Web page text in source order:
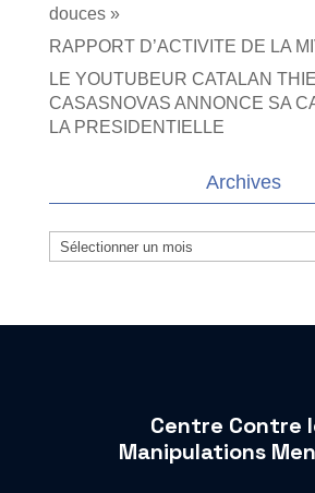
douces »
RAPPORT D’ACTIVITE DE LA
LE YOUTUBEUR CATALAN
CASASNOVAS ANNONCE SA
LA PRESIDENTIELLE
Archives
Archives
Centre Contre
Manipulations